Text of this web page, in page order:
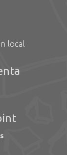
local